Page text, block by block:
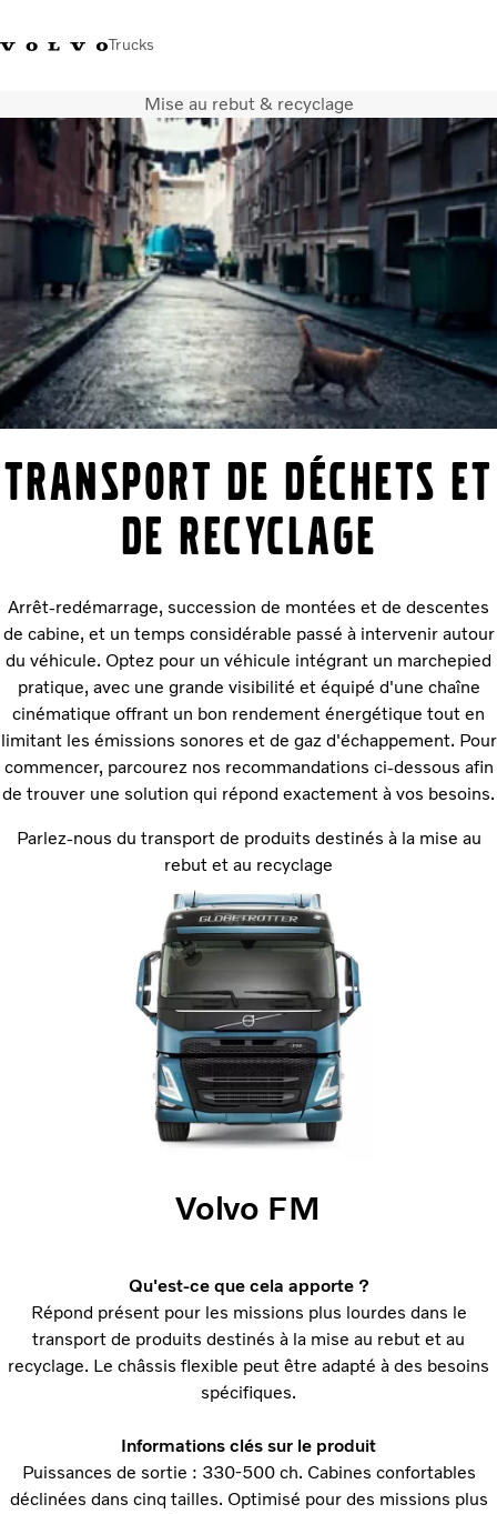
Trucks
JobsMerchandise shop ConnexionNederlands
Solutions de transport
Camions
Notre société
Presse et médias
Nous contacter
Transition énergétique
Votre garage
Mise au rebut & recyclage
TRANSPORT DE DÉCHETS ET
DE RECYCLAGE
Arrêt-redémarrage, succession de montées et de descentes
de cabine, et un temps considérable passé à intervenir autour
du véhicule. Optez pour un véhicule intégrant un marchepied
pratique, avec une grande visibilité et équipé d'une chaîne
cinématique offrant un bon rendement énergétique tout en
limitant les émissions sonores et de gaz d'échappement. Pour
commencer, parcourez nos recommandations ci-dessous afin
de trouver une solution qui répond exactement à vos besoins.
Parlez-nous du transport de produits destinés à la mise au
rebut et au recyclage
Volvo FM
Qu'est-ce que cela apporte ?
Répond présent pour les missions plus lourdes dans le
transport de produits destinés à la mise au rebut et au
recyclage. Le châssis flexible peut être adapté à des besoins
spécifiques.
Informations clés sur le produit
Puissances de sortie : 330-500 ch. Cabines confortables
déclinées dans cinq tailles. Optimisé pour des missions plus